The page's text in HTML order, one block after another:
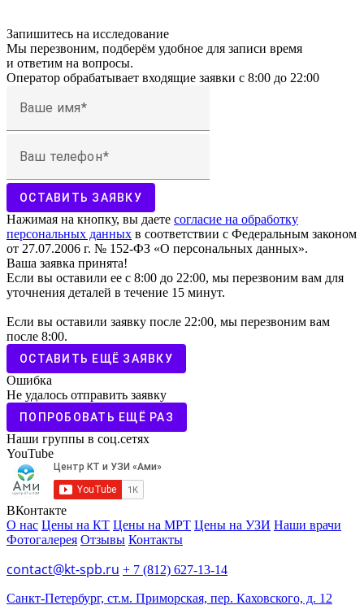
Запишитесь на исследование
Мы перезвоним, подберём удобное для записи время
и ответим на вопросы.
Оператор обрабатывает входящие заявки с 8:00 до 22:00
Ваше имя
Ваш телефон
ОСТАВИТЬ ЗАЯВКУ
Нажимая на кнопку, вы даете согласие на обработку
персональных данных в соответствии с Федеральным законом
от 27.07.2006 г. № 152-ФЗ «О персональных данных».
Ваша заявка принята!
Если вы оставили ее с 8:00 до 22:00, мы перезвоним вам для
уточнения деталей в течение 15 минут.
Если вы оставили заявку после 22:00, мы перезвоним вам
после 8:00.
ОСТАВИТЬ ЕЩЁ ЗАЯВКУ
Ошибка
Не удалось отправить заявку
ПОПРОБОВАТЬ ЕЩЁ РАЗ
Наши группы в соц.сетях
YouTube
ВКонтакте
О нас Цены на КТ Цены на МРТ Цены на УЗИ Наши врачи
Фотогалерея Отзывы Контакты
contact@kt-spb.ru + 7 (812) 627-13-14
Санкт-Петербург, ст.м. Приморская, пер. Каховского, д. 12